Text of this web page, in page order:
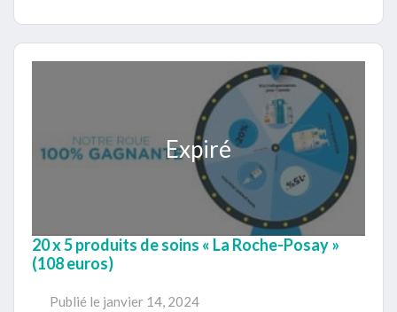
Expiré
20 x 5 produits de soins « La Roche-Posay »
(108 euros)
Publié le janvier 14, 2024